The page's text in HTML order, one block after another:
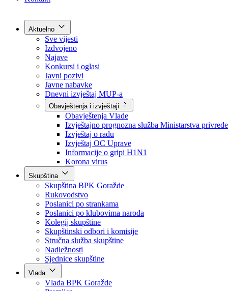
Kontakt
Aktuelno
Sve vijesti
Izdvojeno
Najave
Konkursi i oglasi
Javni pozivi
Javne nabavke
Dnevni izvještaj MUP-a
Obavještenja i izvještaji
Obavještenja Vlade
Izvještajno prognozna služba Ministarstva privrede
Izvještaj o radu
Izvještaj OC Uprave
Informacije o gripi H1N1
Korona virus
Skupština
Skupština BPK Goražde
Rukovodstvo
Poslanici po strankama
Poslanici po klubovima naroda
Kolegij skupštine
Skupštinski odbori i komisije
Stručna služba skupštine
Nadležnosti
Sjednice skupštine